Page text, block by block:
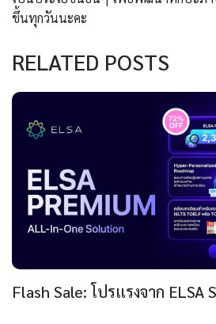
ขึ้นทุกวันนะคะ
RELATED POSTS
Flash Sale: โปรแรงจาก ELSA